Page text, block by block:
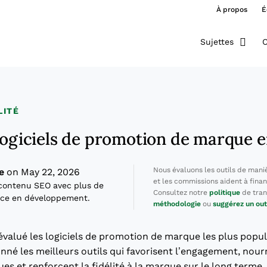
À propos
Sujettes
de promotion de marque
on May 22, 2026
SEO avec plus de
en développement.
Nous évaluons les outils de
et les commissions aident à
Consultez notre politiquede
méthodologieou suggérez un
les logiciels de promotion de marque les plus
les meilleurs outils qui favorisent l’engagement,